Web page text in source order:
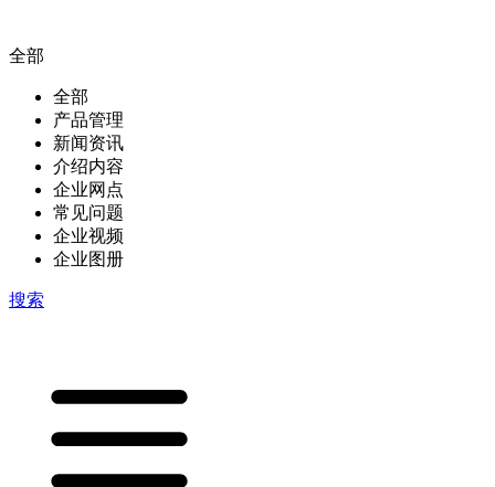
全部
全部
产品管理
新闻资讯
介绍内容
企业网点
常见问题
企业视频
企业图册
搜索